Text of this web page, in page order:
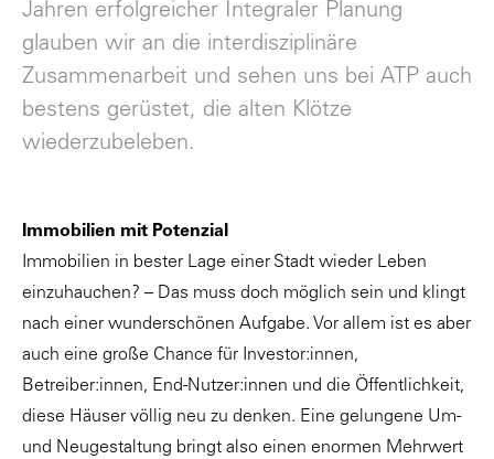
Jahren erfolgreicher Integraler Planung
glauben wir an die interdisziplinäre
Zusammenarbeit und sehen uns bei ATP auch
bestens gerüstet, die alten Klötze
wiederzubeleben.
Immobilien mit Potenzial
Immobilien in bester Lage einer Stadt wieder Leben
einzuhauchen? – Das muss doch möglich sein und klingt
nach einer wunderschönen Aufgabe. Vor allem ist es aber
auch eine große Chance für Investor:innen,
Betreiber:innen, End-Nutzer:innen und die Öffentlichkeit,
diese Häuser völlig neu zu denken. Eine gelungene Um-
und Neugestaltung bringt also einen enormen Mehrwert